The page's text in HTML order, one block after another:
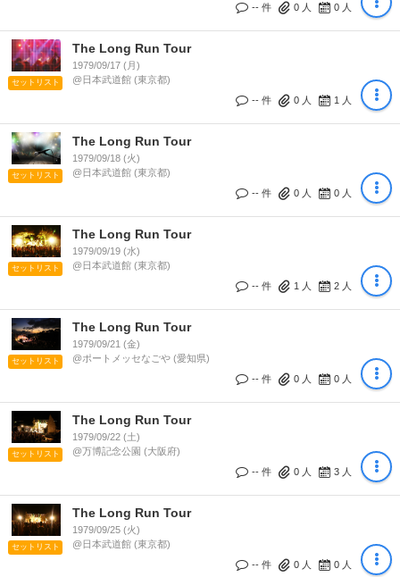
-- 件
0 人 0 人
セットリスト
The Long Run Tour
1979/09/17 (月)
@日本武道館 (東京都)
-- 件
0 人 1 人
セットリスト
The Long Run Tour
1979/09/18 (火)
@日本武道館 (東京都)
-- 件
0 人 0 人
セットリスト
The Long Run Tour
1979/09/19 (水)
@日本武道館 (東京都)
-- 件
1 人 2 人
セットリスト
The Long Run Tour
1979/09/21 (金)
@ポートメッセなごや (愛知県)
-- 件
0 人 0 人
セットリスト
The Long Run Tour
1979/09/22 (土)
@万博記念公園 (大阪府)
-- 件
0 人 3 人
セットリスト
The Long Run Tour
1979/09/25 (火)
@日本武道館 (東京都)
-- 件
0 人 0 人